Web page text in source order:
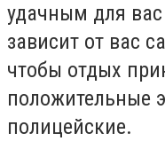
удачным для вас
зависит от вас
чтобы отдых
положительные
полицейские.